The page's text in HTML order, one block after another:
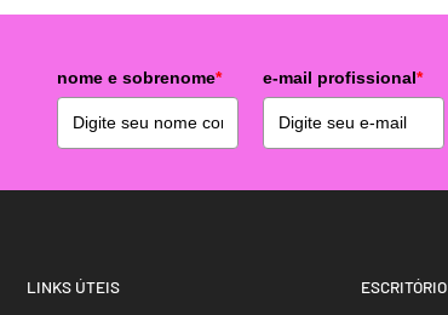
nome e sobrenome* e-mail profissional*
LINKS ÚTEIS ESCRITÓRIO